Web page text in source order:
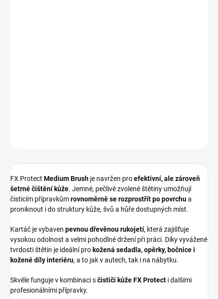
FX Protect Medium Brush je navržen proefektivní, ale zároveň
šetrné čištění kůže. Jemné, pečlivě zvolené štětiny umožňují
čisticím přípravkůmrovnoměrně se rozprostřít po povrchua
proniknout i do struktury kůže, švů a hůře dostupných míst.
Kartáč je vybaven pevnou dřevěnou rukojetí, která zajišťuje
vysokou odolnost a velmi pohodlné držení při práci. Díky vyvážené
tvrdosti štětin je ideální pro kožená sedadla, opěrky, bočnice i
kožené díly interiéru, a to jak v autech, tak i na nábytku.
Skvěle funguje v kombinaci sčističi kůže FX Protect i dalšími
profesionálními přípravky.